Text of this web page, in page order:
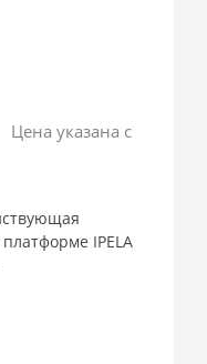
Цена указана с
IPELA